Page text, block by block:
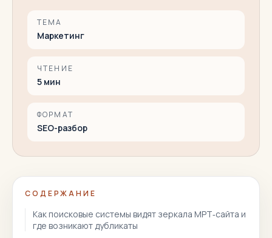
ТЕМА
Маркетинг
ЧТЕНИЕ
5 мин
ФОРМАТ
SEO-разбор
СОДЕРЖАНИЕ
Как поисковые системы видят зеркала МРТ‑сайта и
где возникают дубликаты